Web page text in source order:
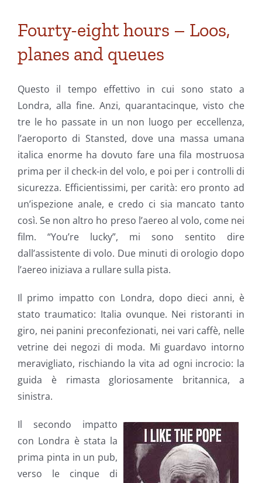
Fourty-eight hours – Loos,
planes and queues
Questo il tempo effettivo in cui sono stato a
Londra, alla fine. Anzi, quarantacinque, visto che
tre le ho passate in un non luogo per eccellenza,
l’aeroporto di Stansted, dove una massa umana
italica enorme ha dovuto fare una fila mostruosa
prima per il check-in del volo, e poi per i controlli di
sicurezza. Efficientissimi, per carità: ero pronto ad
un’ispezione anale, e credo ci sia mancato tanto
così. Se non altro ho preso l’aereo al volo, come nei
film. “You’re lucky”, mi sono sentito dire
dall’assistente di volo. Due minuti di orologio dopo
l’aereo iniziava a rullare sulla pista.
Il primo impatto con Londra, dopo dieci anni, è
stato traumatico: Italia ovunque. Nei ristoranti in
giro, nei panini preconfezionati, nei vari caffè, nelle
vetrine dei negozi di moda. Mi guardavo intorno
meravigliato, rischiando la vita ad ogni incrocio: la
guida è rimasta gloriosamente britannica, a
sinistra.
Il secondo impatto
con Londra è stata la
prima pinta in un pub,
verso le cinque di